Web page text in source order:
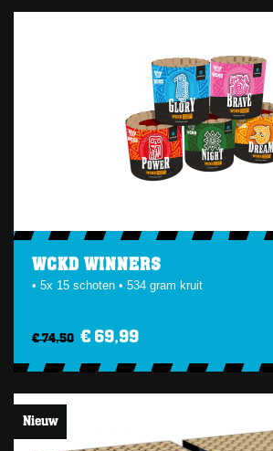
WCKD WINNERS
• 5x 15 schoten • 534 gram kruit
€ 74,50 € 69,99
Nieuw